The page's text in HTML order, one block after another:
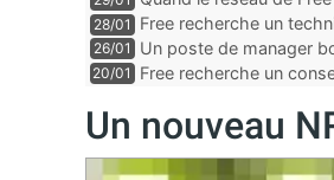
28/01 Free recherche un
26/01
Un poste de manager
département de la Loire
20/01
Free recherche un
Un nouveau